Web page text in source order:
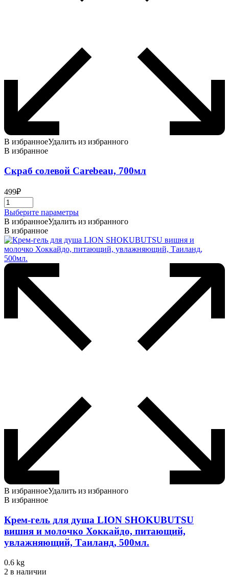
В избранноеУдалить из избранного
В избранное
Скраб солевой Carebeau, 700мл
499₽
Выберите параметрыЭтот
товар
несколько
вариаций.
В избранноеУдалить из избранного
В избранное
В избранноеУдалить из избранного
В избранное
Крем-гель для душа LION SHOKUBUTSU
вишня и молочко Хоккайдо, питающий,
увлажняющий, Таиланд, 500мл.
0.6 kg
2 в наличии